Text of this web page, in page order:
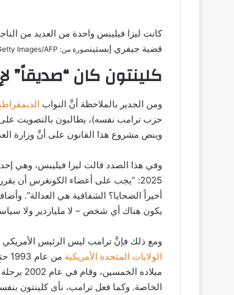
كانت ليزا فيليبس واحدة من العديد من
قضية جيفري إبستينصورة من: Andrew Harnik/Getty Images/AFP
كلينتون كان “صديقاً”
ومن الجدير بالملاحظة أنَّ النواب
وينص مشروع هذا القانون على أنَّ وزارة
وفي هذا الصدد قالت ليزا فيليبس، وهي
2025: “يجب على أعضاء الكونغرس أن
أخيراً الضحايا؟ الشفافية هي العدالة”.
يكون هناك أي شخص – لا ملياردير ولا
ومع ذلك فإنَّ ترامب ليس الرئيس الأمريكي
الولايات المتحدة الأمريكية
ميلاده الخمسين، وقام في عام 2002 برحلة إلى أفريقيا معه ومع عدد من الممثلين في
الخاصة. وكما فعل ترامب، نأى كلينتون